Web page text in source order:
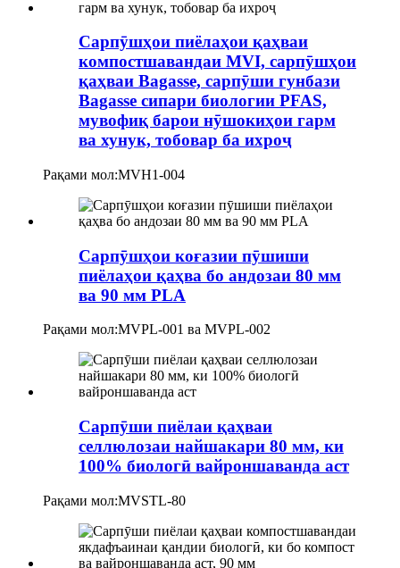
Сарпӯшҳои пиёлаҳои қаҳваи
компостшавандаи MVI, сарпӯшҳои
қаҳваи Bagasse, сарпӯши гунбази
Bagasse сипари биологии PFAS,
мувофиқ барои нӯшокиҳои гарм
ва хунук, тобовар ба ихроҷ
Рақами мол:MVH1-004
Сарпӯшҳои коғазии пӯшиши
пиёлаҳои қаҳва бо андозаи 80 мм
ва 90 мм PLA
Рақами мол:MVPL-001 ва MVPL-002
Сарпӯши пиёлаи қаҳваи
селлюлозаи найшакари 80 мм, ки
100% биологӣ вайроншаванда аст
Рақами мол:MVSTL-80